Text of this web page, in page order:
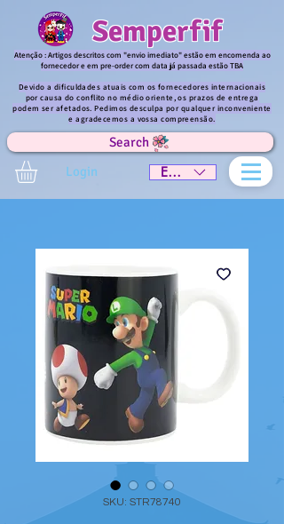
Semperfif
Atenção : Artigos descritos com "envio imediato" estão em encomenda ao
fornecedor e em pre-order com data já passada estão TBA
Devido a dificuldades atuais com os fornecedores internacionais
por causa do conflito no médio oriente, os prazos de entrega
podem ser afetados. Pedimos desculpa por qualquer inconveniente
e agradecemos a vossa compreensão.
Search
Login
EUR (€)
SKU: STR78740